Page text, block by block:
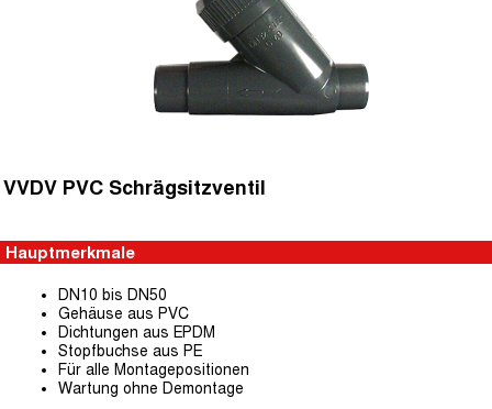
VVDV PVC Schrägsitzventil
Hauptmerkmale
DN10 bis DN50
Gehäuse aus PVC
Dichtungen aus EPDM
Stopfbuchse aus PE
Für alle Montagepositionen
Wartung ohne Demontage